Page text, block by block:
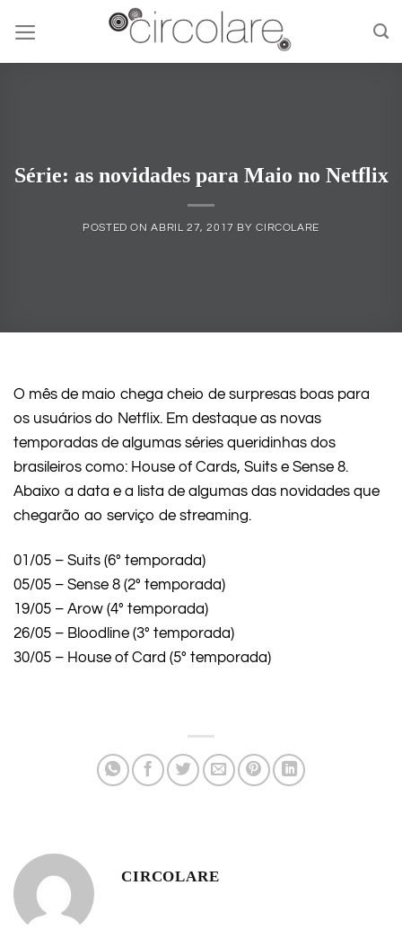
content
Série: as novidades para Maio no Netflix
POSTED ONABRIL 27, 2017 BYCIRCOLARE
O mês de maio chega cheio de surpresas boas para
os usuários do Netflix. Em destaque as novas
temporadas de algumas séries queridinhas dos
brasileiros como: House of Cards, Suits e Sense 8.
Abaixo a data e a lista de algumas das novidades que
chegarão ao serviço de streaming.
01/05 – Suits (6° temporada)
05/05 – Sense 8 (2° temporada)
19/05 – Arow (4° temporada)
26/05 – Bloodline (3° temporada)
30/05 – House of Card (5° temporada)
CIRCOLARE